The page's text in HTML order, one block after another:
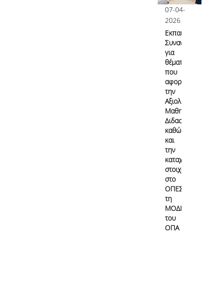
07-04-
2026
Εκπαιδευτικές
Συναντήσεις
για
θέματα
που
αφορούν
την
Αξιολόγηση
Μαθημάτων/
Διδασκαλίας
καθώς
και
την
καταχώρηση
στοιχείων
στο
ΟΠΕΣΠ από
τη
ΜΟΔΙΠ
του
ΟΠΑ